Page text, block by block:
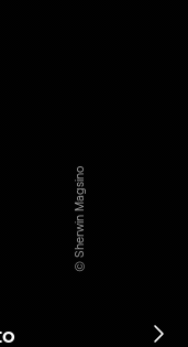
© Sherwin Magsino